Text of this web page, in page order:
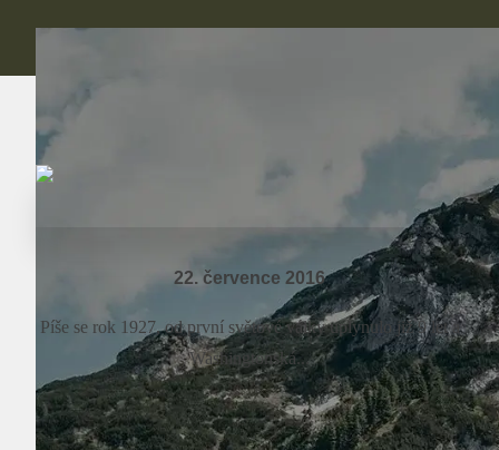
22. července 2016
Píše se rok 1927, od první světové války uplynulo již 9 let a
Washingtonská...